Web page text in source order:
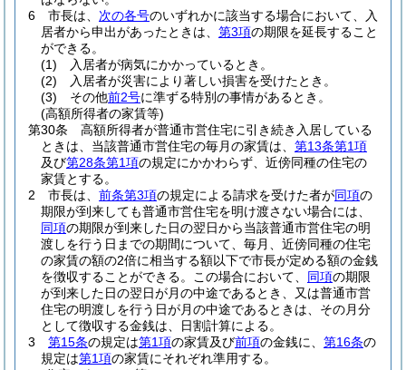
6
市長は、 次の各号のいずれかに該当する場合において、入
居者から申出があったときは、 第3項の期限を延長すること
ができる。
(1)
入居者が病気にかかっているとき。
(2)
入居者が災害により著しい損害を受けたとき。
(3)
その他前2号に準ずる特別の事情があるとき。
(高額所得者の家賃等)
第30条
高額所得者が普通市営住宅に引き続き入居している
ときは、当該普通市営住宅の毎月の家賃は、 第13条第1項
及び第28条第1項の規定にかかわらず、近傍同種の住宅の
家賃とする。
2
市長は、 前条第3項の規定による請求を受けた者が同項の
期限が到来しても普通市営住宅を明け渡さない場合には、
同項の期限が到来した日の翌日から当該普通市営住宅の明
渡しを行う日までの期間について、毎月、近傍同種の住宅
の家賃の額の2倍に相当する額以下で市長が定める額の金銭
を徴収することができる。
この場合において、 同項の期限
が到来した日の翌日が月の中途であるとき、又は普通市営
住宅の明渡しを行う日が月の中途であるときは、その月分
として徴収する金銭は、日割計算による。
3
第15条の規定は第1項の家賃及び前項の金銭に、 第16条の
規定は第1項の家賃にそれぞれ準用する。